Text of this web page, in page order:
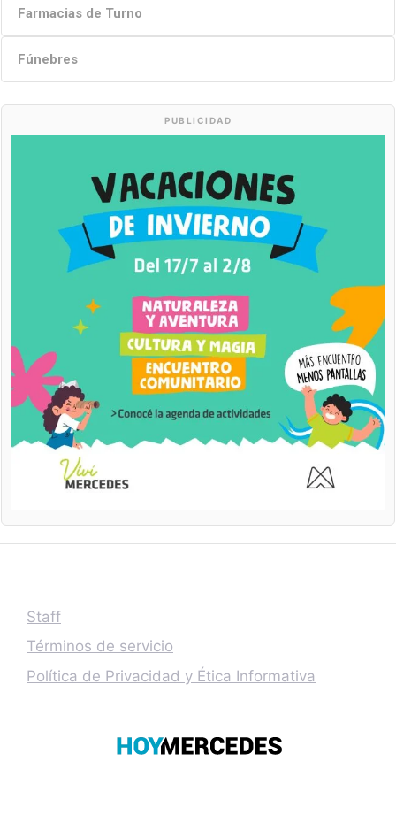
Farmacias de Turno
Fúnebres
PUBLICIDAD
Staff
Términos de servicio
Política de Privacidad y Ética Informativa